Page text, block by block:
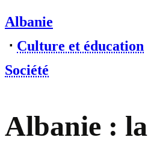
Albanie
⋅ Culture et éducation
Société
Albanie : la